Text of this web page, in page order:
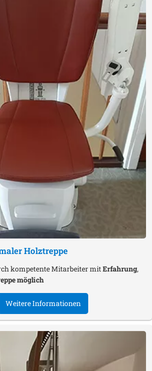
Holztreppe
kompetente Mitarbeiter mitErfahrung,
möglich
Weitere Informationen